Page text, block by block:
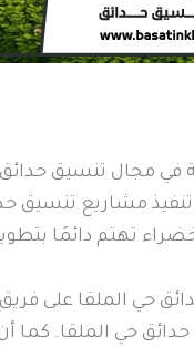
تنسيق حدائق
مشاريع تنسيق
تهتم دائمًا
حي الملقا على
حي الملقا. كما